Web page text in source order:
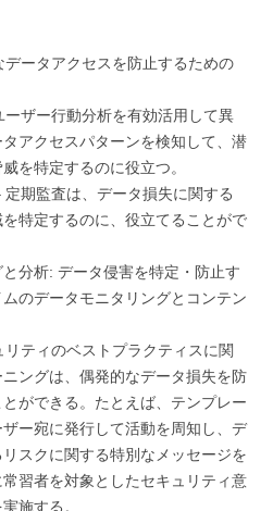
ータアクセスを防止するための
ザー行動分析を有効活用して異
アクセスパターンを検知して、潜
を特定するのに役立つ。
期監査は、データ損失に関する
特定するのに、役立てることがで
分析: データ侵害を特定・防止す
のデータモニタリングとコンテン
リティのベストプラクティスに関
ングは、偶発的なデータ損失を防
ができる。たとえば、テンプレー
ザー宛に発行して活動を周知し、デ
スクに関する特別なメッセージを
習者を対象としたセキュリティ意
施する。